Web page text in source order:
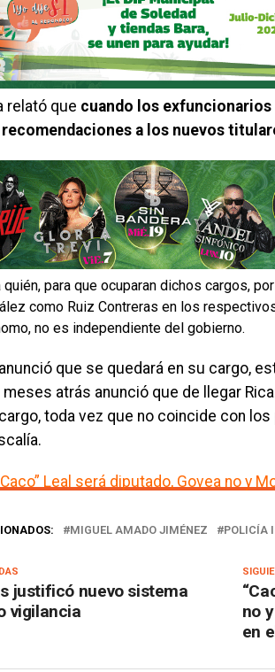
relató que cuando los
a los nuevos
para que ocuparan dichos cargos,
como Ruiz Contreras en los
no es independiente del gobierno.
que se quedará en su cargo,
atrás anunció que de llegar
toda vez que no coincide con
Leal será diputado, Govea no y
MIGUEL AMADO JIMÉNEZ POLICÍA
no
en
justificó nuevo sistema
vigilancia